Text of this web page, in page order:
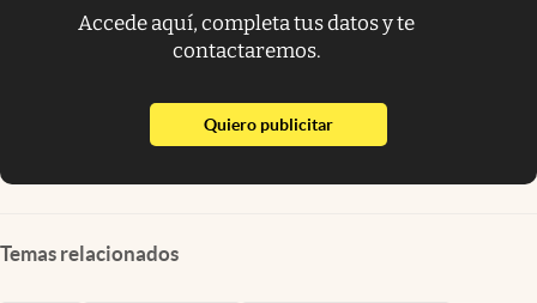
Accede aquí, completa tus datos y te
contactaremos.
Quiero publicitarabre en nueva pestaña
Temas relacionados